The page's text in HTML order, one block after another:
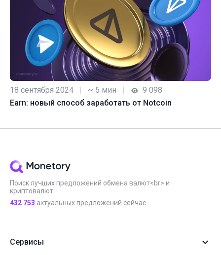
18 сентября 2024 | ~ 5 мин |
9 098
Earn: новый способ заработать от Notcoin
Поиск лучших предложений обмена валют<br> и
криптовалют
432 753 актуальных предложений сейчас
Сервисы